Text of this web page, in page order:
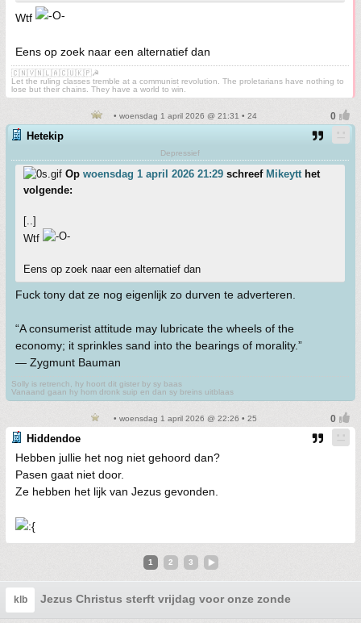
Wtf
Eens op zoek naar een alternatief dan
🇨🇳🇻🇳🇱🇦🇨🇺🇰🇵☭
Let the ruling classes tremble at a communist revolution. The proletarians have nothing to
lose but their chains. They have a world to win.
• woensdag 1 april 2026 @ 21:31 • 24
Hetekip
Depressief
Op woensdag 1 april 2026 21:29 schreef Mikeytthet
volgende:
[..]
Wtf
Eens op zoek naar een alternatief dan
Fuck tony dat ze nog eigenlijk zo durven te adverteren.
“A consumerist attitude may lubricate the wheels of the
economy; it sprinkles sand into the bearings of morality.”
— Zygmunt Bauman
Solly is retrench, hy hoort dit gister by sy baas
Vanaand gaan hy hom dronk suip en dan sy breins uitblaas
• woensdag 1 april 2026 @ 22:26 • 25
Hiddendoe
Hebben jullie het nog niet gehoord dan?
Pasen gaat niet door.
Ze hebben het lijk van Jezus gevonden.
1 2 3
klb Jezus Christus sterft vrijdag voor onze zonde